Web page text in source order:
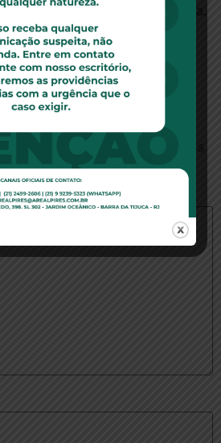
e Justiça e de Cidadania.
não será publicado.
com*